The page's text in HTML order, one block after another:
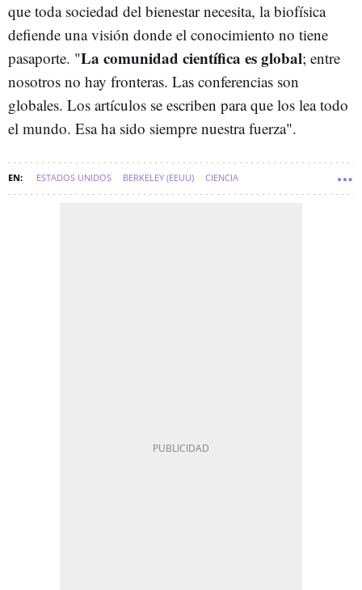
que toda sociedad del bienestar necesita, la biofísica
defiende una visión donde el conocimiento no tiene
pasaporte. "La comunidad científica es global; entre
nosotros no hay fronteras. Las conferencias son
globales. Los artículos se escriben para que los lea todo
el mundo. Esa ha sido siempre nuestra fuerza".
ESTADOS UNIDOS BERKELEY (EEUU) CIENCIA